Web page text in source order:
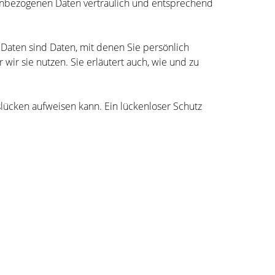
Daten vertraulich und entsprechend
sind Daten, mit denen Sie persönlich
sie nutzen. Sie erläutert auch, wie und zu
aufweisen kann. Ein lückenloser Schutz